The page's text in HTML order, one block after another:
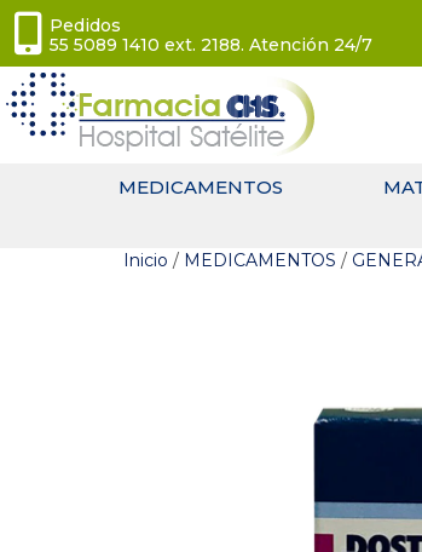
Pedidos
55 5089 1410 ext. 2188. Atención 24/7
MEDICAMENTOS
Inicio / MEDICAMENTOS /